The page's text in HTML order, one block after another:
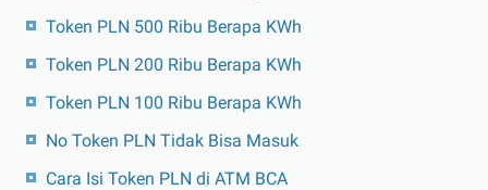
Token PLN 500 Ribu Berapa KWh
Token PLN 200 Ribu Berapa KWh
Token PLN 100 Ribu Berapa KWh
No Token PLN Tidak Bisa Masuk
Cara Isi Token PLN di ATM BCA